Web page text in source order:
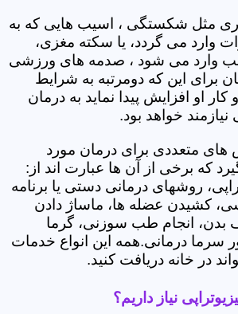
مثل شکستگی ، اسیب هایی که به
می گردد، یا سکته مغزی،
عصب وارد می شود ، صدمه های ورزشی
برای این که دومرتبه به شرایط
او افزایش پیدا نماید به درمان
خواهد بود.
های متعددی برای درمان مورد
که برخی از آن ها عبارت اند از:
روشهای درمانی دستی یا برنامه
کشیدن عضله ها، ماساژ دادن
انجام طب سوزنی، گرما
سرما درمانی.همه این انواع خدمات
در خانه دریافت کنید.
نیاز داریم؟